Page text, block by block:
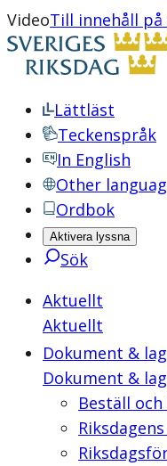
VideoTill innehåll på
Lättläst
Teckenspråk
In English
Other
Ordbok
Aktivera lyssna
Sök
Aktuellt
Aktuellt
Dokument &
Dokument &
Beställ